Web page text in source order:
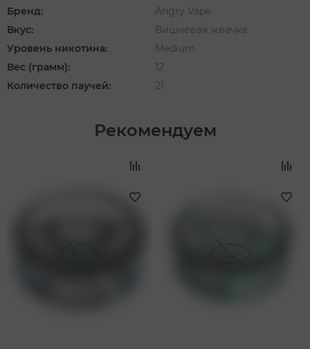
Бренд:
Angry Vape
Вкус:
Вишневая жвачка
Уровень никотина:
Medium
Вес (грамм):
12
Количество паучей:
21
Рекомендуем